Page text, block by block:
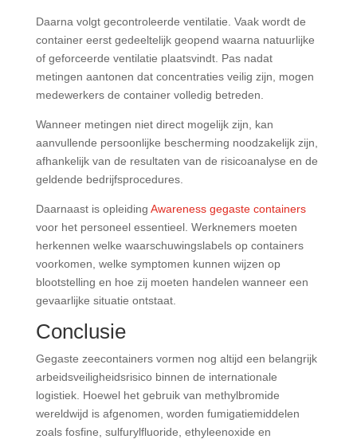
Daarna volgt gecontroleerde ventilatie. Vaak wordt de
container eerst gedeeltelijk geopend waarna natuurlijke
of geforceerde ventilatie plaatsvindt. Pas nadat
metingen aantonen dat concentraties veilig zijn, mogen
medewerkers de container volledig betreden.
Wanneer metingen niet direct mogelijk zijn, kan
aanvullende persoonlijke bescherming noodzakelijk zijn,
afhankelijk van de resultaten van de risicoanalyse en de
geldende bedrijfsprocedures.
Daarnaast is opleiding Awareness gegaste containers
voor het personeel essentieel. Werknemers moeten
herkennen welke waarschuwingslabels op containers
voorkomen, welke symptomen kunnen wijzen op
blootstelling en hoe zij moeten handelen wanneer een
gevaarlijke situatie ontstaat.
Conclusie
Gegaste zeecontainers vormen nog altijd een belangrijk
arbeidsveiligheidsrisico binnen de internationale
logistiek. Hoewel het gebruik van methylbromide
wereldwijd is afgenomen, worden fumigatiemiddelen
zoals fosfine, sulfurylfluoride, ethyleenoxide en